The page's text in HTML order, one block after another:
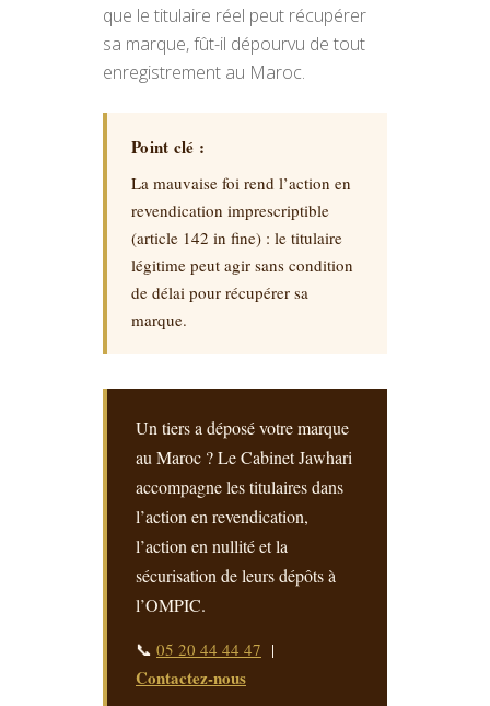
que le titulaire réel peut récupérer
sa marque, fût-il dépourvu de tout
enregistrement au Maroc.
Point clé :
La mauvaise foi rend l’action en
revendication imprescriptible
(article 142 in fine) : le titulaire
légitime peut agir sans condition
de délai pour récupérer sa
marque.
Un tiers a déposé votre marque
au Maroc ? Le Cabinet Jawhari
accompagne les titulaires dans
l’action en revendication,
l’action en nullité et la
sécurisation de leurs dépôts à
l’OMPIC.
📞 05 20 44 44 47 |
Contactez-nous